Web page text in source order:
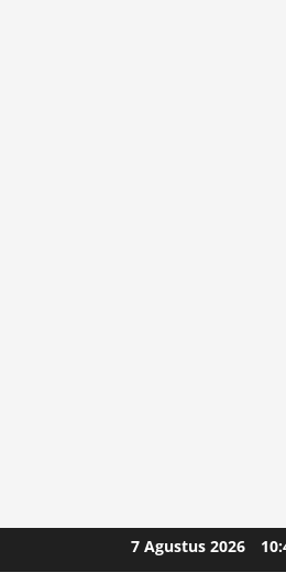
to
7 Agustus 2026